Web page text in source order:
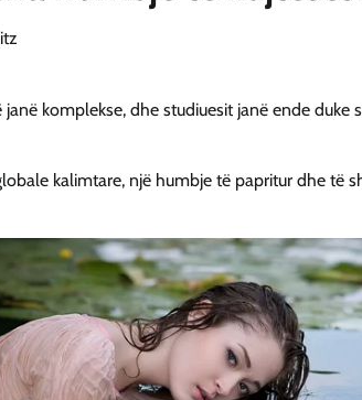
komplekse, dhe studiuesit janë ende
kalimtare, një humbje të papritur dhe të